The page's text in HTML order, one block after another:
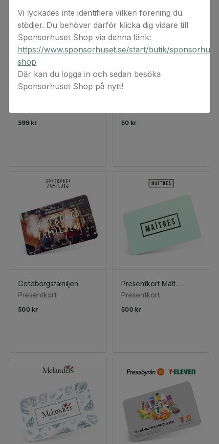
599 kr 50 kr
Göteborgsfamiljen
Presentkort
500 kr
Presentkort Maîtres
Presentkort
500 kr
Vi lyckades inte identifiera vilken förening du
stödjer. Du behöver därför klicka dig vidare till
Sponsorhuset Shop via denna länk:
https://www.sponsorhuset.se/start/butik/
shop
Där kan du logga in och sedan besöka
Sponsorhuset Shop på nytt!